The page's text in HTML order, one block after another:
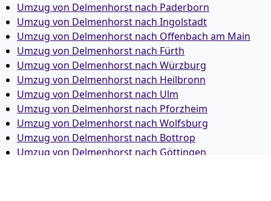
Umzug von Delmenhorst nach Paderborn
Umzug von Delmenhorst nach Ingolstadt
Umzug von Delmenhorst nach Offenbach am Main
Umzug von Delmenhorst nach Fürth
Umzug von Delmenhorst nach Würzburg
Umzug von Delmenhorst nach Heilbronn
Umzug von Delmenhorst nach Ulm
Umzug von Delmenhorst nach Pforzheim
Umzug von Delmenhorst nach Wolfsburg
Umzug von Delmenhorst nach Bottrop
Umzug von Delmenhorst nach Göttingen